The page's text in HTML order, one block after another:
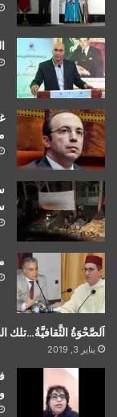
اَلصَّحْوَةُ الثَّقافيَّةُ…تلك
يناير 3, 2019